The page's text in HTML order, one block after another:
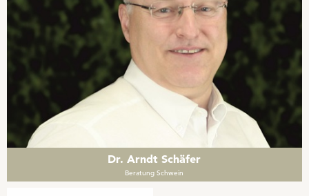
Dr. Arndt Schäfer
Beratung Schwein